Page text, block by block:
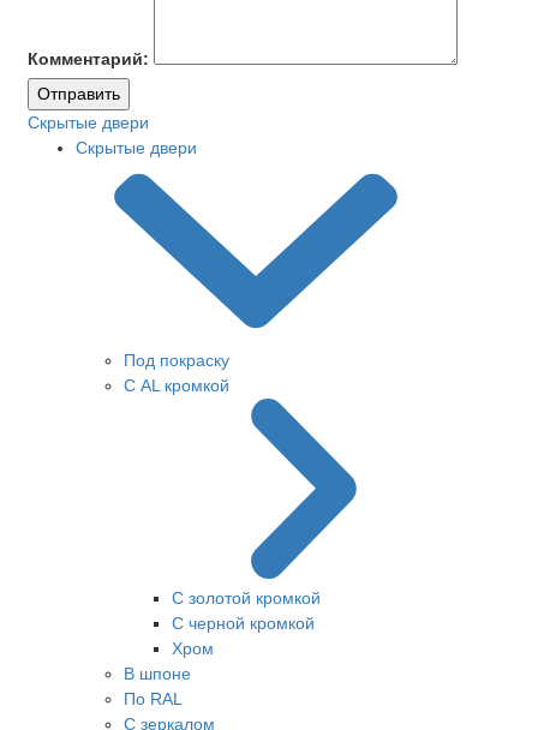
Комментарий:
Отправить
Скрытые двери
Скрытые двери
Под покраску
С AL кромкой
С золотой кромкой
С черной кромкой
Хром
В шпоне
По RAL
С зеркалом